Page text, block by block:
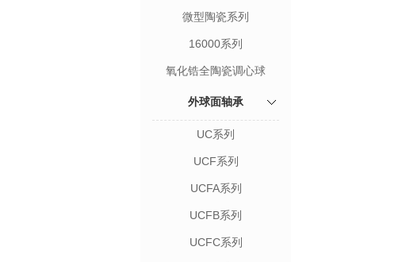
微型陶瓷系列
16000系列
氧化锆全陶瓷调心球
外球面轴承
UC系列
UCF系列
UCFA系列
UCFB系列
UCFC系列